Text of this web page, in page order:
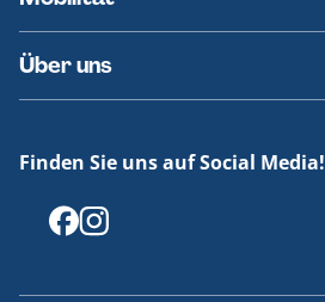
Fundsachen
Häufige Fragen
Barrierefreies Reisen
Erklärung Barrierefreiheit
Über uns
Offenlegungen
Finden Sie uns auf Social Media!